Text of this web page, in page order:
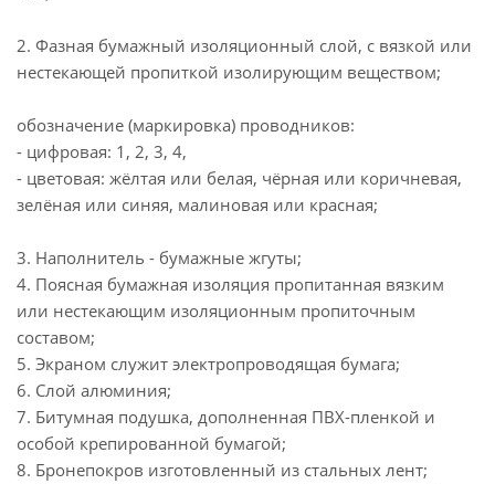
2. Фазная бумажный изоляционный слой, с вязкой или
нестекающей пропиткой изолирующим веществом;
обозначение (маркировка) проводников:
- цифровая: 1, 2, 3, 4,
- цветовая: жёлтая или белая, чёрная или коричневая,
зелёная или синяя, малиновая или красная;
3. Наполнитель - бумажные жгуты;
4. Поясная бумажная изоляция пропитанная вязким
или нестекающим изоляционным пропиточным
составом;
5. Экраном служит электропроводящая бумага;
6. Слой алюминия;
7. Битумная подушка, дополненная ПВХ-пленкой и
особой крепированной бумагой;
8. Бронепокров изготовленный из стальных лент;